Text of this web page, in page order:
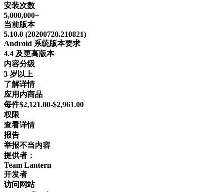
安装次数
5,000,000+
当前版本
5.10.0 (20200720.210821)
Android 系统版本要求
4.4 及更高版本
内容分级
3 岁以上
了解详情
应用内商品
每件$2,121.00-$2,961.00
权限
查看详情
报告
举报不当内容
提供者：
Team Lantern
开发者
访问网站